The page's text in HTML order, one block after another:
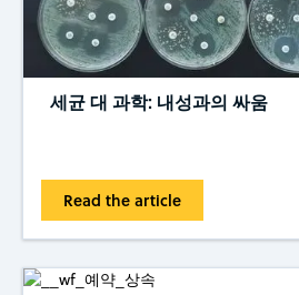
세균 대 과학: 내성과의 싸움
Read the article